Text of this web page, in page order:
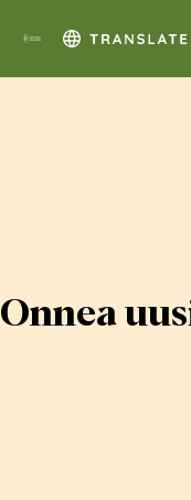
Onnea